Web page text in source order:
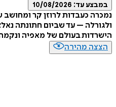
עד:10/08/2026
כעבדות לרוזן קר ומחושב
– עד שביום חתונתה נאלצה
בעולם של מאפיה ונקמה.
מהירה